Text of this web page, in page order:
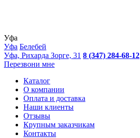
Уфа
Уфа Белебей
Уфа, Рихарда Зорге, 31 8 (347) 284-68-12
Перезвони мне
Каталог
О компании
Оплата и доставка
Наши клиенты
Отзывы
Крупным заказчикам
Контакты